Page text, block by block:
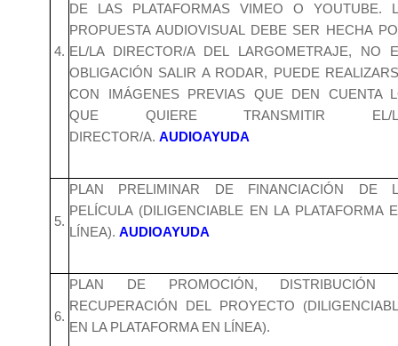
4.
DE LAS PLATAFORMAS VIMEO O YOUTUBE.
PROPUESTA AUDIOVISUAL DEBE SER HECHA
EL/LA DIRECTOR/A DEL LARGOMETRAJE, NO
OBLIGACIÓN SALIR A RODAR, PUEDE
CON IMÁGENES PREVIAS QUE DEN CUENTA
QUE QUIERE TRANSMITIR EL/
DIRECTOR/A. AUDIOAYUDA
5.
PLAN PRELIMINAR DE FINANCIACIÓN DE
PELÍCULA (DILIGENCIABLE EN LA PLATAFORMA
LÍNEA). AUDIOAYUDA
6.
PLAN DE PROMOCIÓN, DISTRIBUCIÓN
RECUPERACIÓN DEL PROYECTO
EN LA PLATAFORMA EN LÍNEA).